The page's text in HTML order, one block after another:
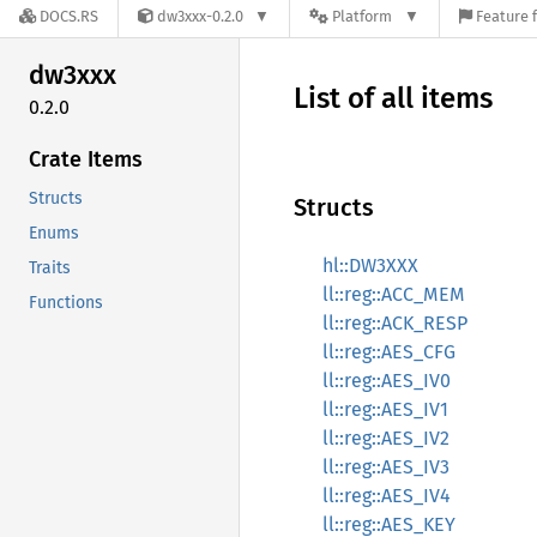
DOCS.RS dw3xxx-0.2.0 Platform Feature
dw3xxx
0.2.0
Crate Items
Structs
Enums
Traits
Functions
List of all items
Structs
hl::DW3XXX
ll::reg::ACC_MEM
ll::reg::ACK_RESP
ll::reg::AES_CFG
ll::reg::AES_IV0
ll::reg::AES_IV1
ll::reg::AES_IV2
ll::reg::AES_IV3
ll::reg::AES_IV4
ll::reg::AES_KEY